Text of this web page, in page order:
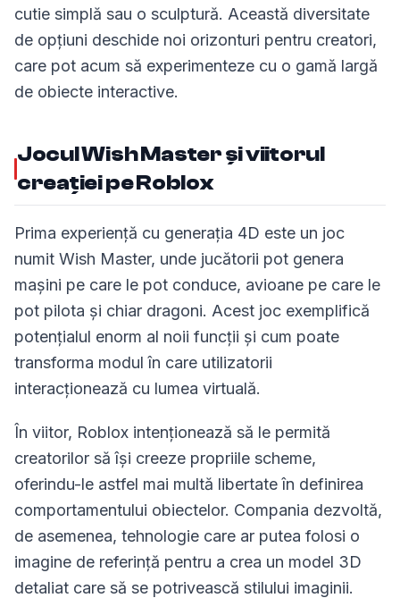
cutie simplă sau o sculptură. Această diversitate
de opțiuni deschide noi orizonturi pentru creatori,
care pot acum să experimenteze cu o gamă largă
de obiecte interactive.
Jocul Wish Master și viitorul
creației pe Roblox
Prima experiență cu generația 4D este un joc
numit Wish Master, unde jucătorii pot genera
mașini pe care le pot conduce, avioane pe care le
pot pilota și chiar dragoni. Acest joc exemplifică
potențialul enorm al noii funcții și cum poate
transforma modul în care utilizatorii
interacționează cu lumea virtuală.
În viitor, Roblox intenționează să le permită
creatorilor să își creeze propriile scheme,
oferindu-le astfel mai multă libertate în definirea
comportamentului obiectelor. Compania dezvoltă,
de asemenea, tehnologie care ar putea folosi o
imagine de referință pentru a crea un model 3D
detaliat care să se potrivească stilului imaginii.